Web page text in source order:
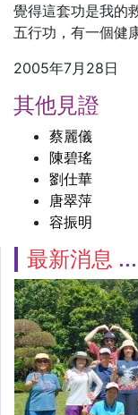
覺得這套功是我的
五行功，有一個健
2005年7月28日
其他見證
蔡麗儀
陳碧瑤
劉仕華
唐翠萍
容振明
最新消息